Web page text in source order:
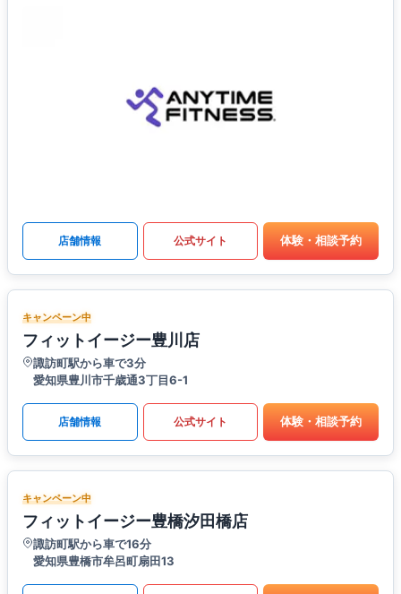
店舗情報 公式サイト 体験・相談予約
キャンペーン中
フィットイージー豊川店
諏訪町駅から車で3分
愛知県豊川市千歳通3丁目6-1
店舗情報 公式サイト 体験・相談予約
キャンペーン中
フィットイージー豊橋汐田橋店
諏訪町駅から車で16分
愛知県豊橋市牟呂町扇田13